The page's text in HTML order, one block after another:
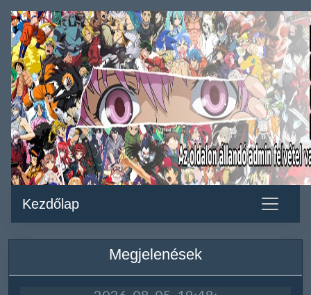
Kezdőlap
Megjelenések